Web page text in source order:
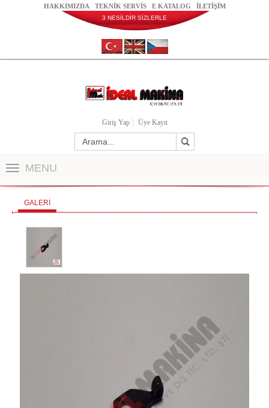
HAKKIMIZDA TEKNİK SERVİS E KATALOG İLETİŞİM
3 NESİLDİR SİZLERLE
Giriş Yap Üye Kayıt
MENU
GALERİ